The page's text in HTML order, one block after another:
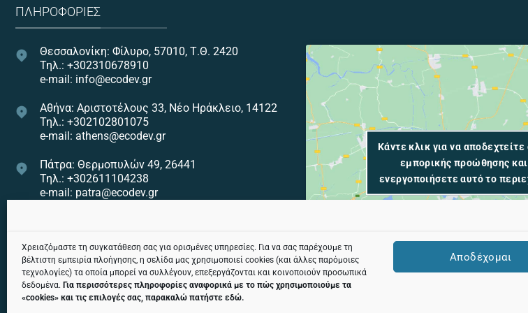
Χρειαζόμαστε τη συγκατάθεση σας για ορισμένες υπηρεσίες. Για να σας παρέχουμε τη
βέλτιστη εμπειρία πλοήγησης, η σελίδα μας χρησιμοποιεί cookies (και άλλες παρόμοιες
τεχνολογίες) τα οποία μπορεί να συλλέγουν, επεξεργάζονται και κοινοποιούν προσωπικά
δεδομένα. Για περισσότερες πληροφορίες αναφορικά με το πώς χρησιμοποιούμε τα
«cookies» και τις επιλογές σας, παρακαλώ πατήστε εδώ.
Αποδέχομαι
ΠΛΗΡΟΦΟΡΊΕΣ
Θεσσαλονίκη: Φίλυρο, 57010, Τ.Θ. 2420
Τηλ.: +302310678910
e-mail: info@ecodev.gr
Αθήνα: Αριστοτέλους 33, Νέο Ηράκλειο, 14122
Τηλ.: +302102801075
e-mail: athens@ecodev.gr
Πάτρα: Θερμοπυλών 49, 26441
Τηλ.: +302611104238
e-mail: patra@ecodev.gr
e-mail: heraklion@ecodev.gr
Κεντρική Αποθήκη: Χαλάστρα, 57300
Τηλ.: +302311242974
e-mail: tsagaris@ecodev.gr
Κάντε κλικ για να
εμπορικής προώθησης
ενεργοποιήσετε αυτό το